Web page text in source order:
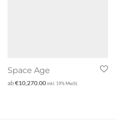
Space Age
ab€10,270.00inkl. 19% MwSt.